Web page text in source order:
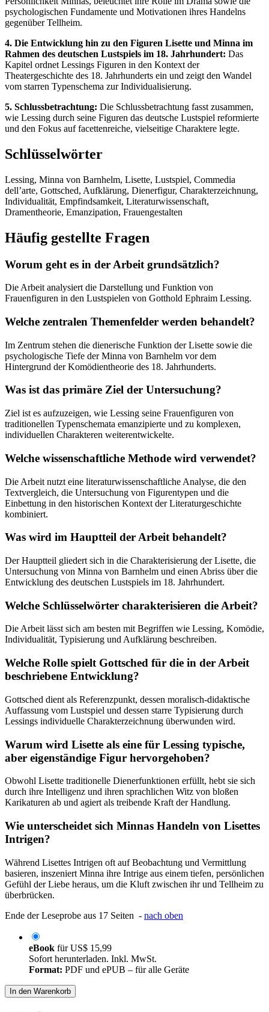
psychologischen Fundamente und Motivationen ihres Handelns
gegenüber Tellheim.
4. Die Entwicklung hin zu den Figuren Lisette und Minna im
Rahmen des deutschen Lustspiels im 18. Jahrhundert: Das
Kapitel ordnet Lessings Figuren in den Kontext der
Theatergeschichte des 18. Jahrhunderts ein und zeigt den Wandel
vom starren Typenschema zur Individualisierung.
5. Schlussbetrachtung: Die Schlussbetrachtung fasst zusammen,
wie Lessing durch seine Figuren das deutsche Lustspiel reformierte
und den Fokus auf facettenreiche, vielseitige Charaktere legte.
Schlüsselwörter
Lessing, Minna von Barnhelm, Lisette, Lustspiel, Commedia
dell’arte, Gottsched, Aufklärung, Dienerfigur, Charakterzeichnung,
Individualität, Empfindsamkeit, Literaturwissenschaft,
Dramentheorie, Emanzipation, Frauengestalten
Häufig gestellte Fragen
Worum geht es in der Arbeit grundsätzlich?
Die Arbeit analysiert die Darstellung und Funktion von
Frauenfiguren in den Lustspielen von Gotthold Ephraim Lessing.
Welche zentralen Themenfelder werden behandelt?
Im Zentrum stehen die dienerische Funktion der Lisette sowie die
psychologische Tiefe der Minna von Barnhelm vor dem
Hintergrund der Komödientheorie des 18. Jahrhunderts.
Was ist das primäre Ziel der Untersuchung?
Ziel ist es aufzuzeigen, wie Lessing seine Frauenfiguren von
traditionellen Typenschemata emanzipierte und zu komplexen,
individuellen Charakteren weiterentwickelte.
Welche wissenschaftliche Methode wird verwendet?
Die Arbeit nutzt eine literaturwissenschaftliche Analyse, die den
Textvergleich, die Untersuchung von Figurentypen und die
Einbettung in den historischen Kontext der Literaturgeschichte
kombiniert.
Was wird im Hauptteil der Arbeit behandelt?
Der Hauptteil gliedert sich in die Charakterisierung der Lisette, die
Untersuchung von Minna von Barnhelm und einen Abriss über die
Entwicklung des deutschen Lustspiels im 18. Jahrhundert.
Welche Schlüsselwörter charakterisieren die Arbeit?
Die Arbeit lässt sich am besten mit Begriffen wie Lessing, Komödie,
Individualität, Typisierung und Aufklärung beschreiben.
Welche Rolle spielt Gottsched für die in der Arbeit
beschriebene Entwicklung?
Gottsched dient als Referenzpunkt, dessen moralisch-didaktische
Auffassung vom Lustspiel und dessen starre Typisierung durch
Lessings individuelle Charakterzeichnung überwunden wird.
Warum wird Lisette als eine für Lessing typische,
aber eigenständige Figur hervorgehoben?
Obwohl Lisette traditionelle Dienerfunktionen erfüllt, hebt sie sich
durch ihre Intelligenz und ihren sprachlichen Witz von bloßen
Karikaturen ab und agiert als treibende Kraft der Handlung.
Wie unterscheidet sich Minnas Handeln von Lisettes
Intrigen?
Während Lisettes Intrigen oft auf Beobachtung und Vermittlung
basieren, inszeniert Minna ihre Intrige aus einem tiefen, persönlichen
Gefühl der Liebe heraus, um die Kluft zwischen ihr und Tellheim zu
überbrücken.
Ende der Leseprobe aus 17 Seiten - nach oben
eBook fürUS$ 15,99
Sofort herunterladen. Inkl. MwSt.
Format: PDF und ePUB – für alle Geräte
In den Warenkorb